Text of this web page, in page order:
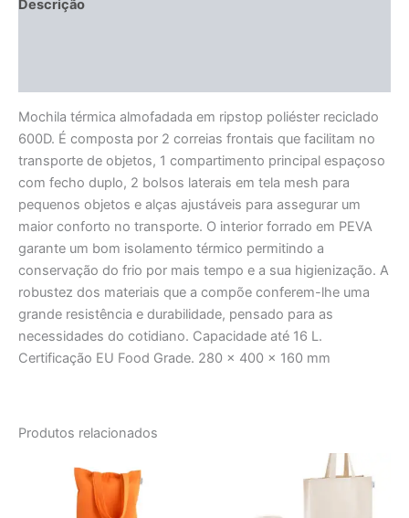
Descrição
Mochila térmica almofadada em ripstop poliéster reciclado
600D. É composta por 2 correias frontais que facilitam no
transporte de objetos, 1 compartimento principal espaçoso
com fecho duplo, 2 bolsos laterais em tela mesh para
pequenos objetos e alças ajustáveis para assegurar um
maior conforto no transporte. O interior forrado em PEVA
garante um bom isolamento térmico permitindo a
conservação do frio por mais tempo e a sua higienização. A
robustez dos materiais que a compõe conferem-lhe uma
grande resistência e durabilidade, pensado para as
necessidades do cotidiano. Capacidade até 16 L.
Certificação EU Food Grade. 280 x 400 x 160 mm
Produtos relacionados